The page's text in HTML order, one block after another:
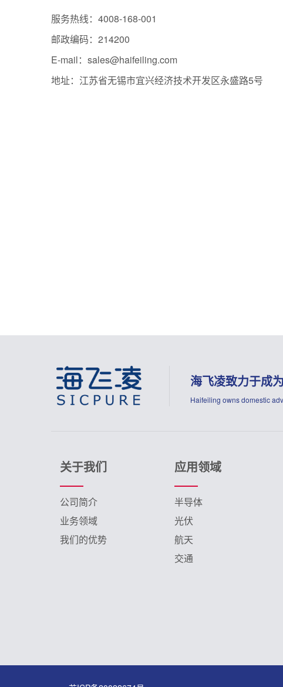
服务热线：4008-168-001
邮政编码：214200
E-mail：sales@haifeiling.com
地址：江苏省无锡市宜兴经济技术开发区永盛路5号
海飞凌致力于成
Haifeiling owns domestic
关于我们
公司简介
业务领域
我们的优势
应用领域
半导体
光伏
航天
交通